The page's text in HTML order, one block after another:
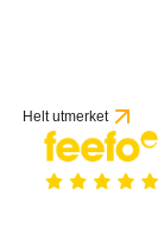
Helt utmerket